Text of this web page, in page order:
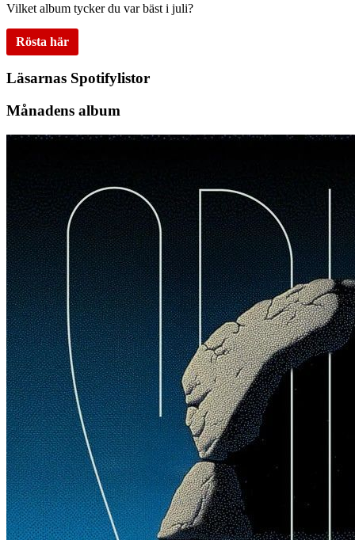
Vilket album tycker du var bäst i juli?
Rösta här
Läsarnas Spotifylistor
Månadens album